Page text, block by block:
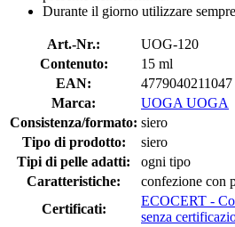
Durante il giorno utilizzare
Art.-Nr.:
UOG-120
Contenuto:
15 ml
EAN:
4779040211047
Marca:
UOGA UOGA
Consistenza/formato: siero
Tipo di prodotto:
siero
Tipi di pelle adatti:
ogni tipo
Caratteristiche:
confezione con
Certificati:
ECOCERT -
senza